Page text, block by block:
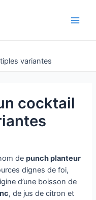
variantes
cocktail
depunch planteur
dignes de foi,
d’une boisson de
, de jus de citron et